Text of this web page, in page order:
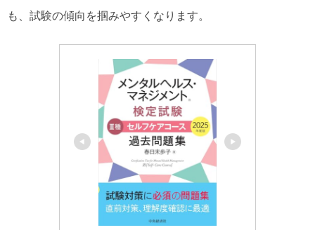
も、試験の傾向を掴みやすくなります。